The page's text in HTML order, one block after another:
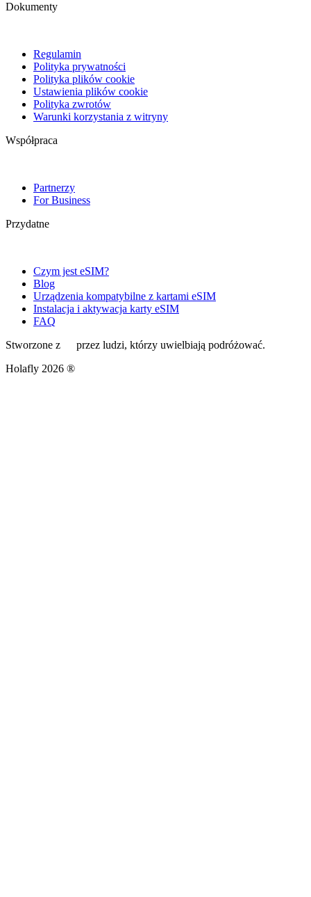
Dokumenty
Regulamin
Polityka prywatności
Polityka plików cookie
Ustawienia plików cookie
Polityka zwrotów
Warunki korzystania z witryny
Współpraca
Partnerzy
For Business
Przydatne
Czym jest eSIM?
Blog
Urządzenia kompatybilne z kartami eSIM
Instalacja i aktywacja karty eSIM
FAQ
Stworzone z
przez ludzi, którzy uwielbiają podróżować.
Holafly 2026 ®